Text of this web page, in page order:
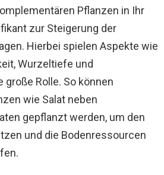
Pflanzen in Ihr
zur Steigerung der
Hierbei spielen Aspekte wie
Wurzeltiefe und
Rolle. So können
wie Salat neben
gepflanzt werden, um den
und die Bodenressourcen